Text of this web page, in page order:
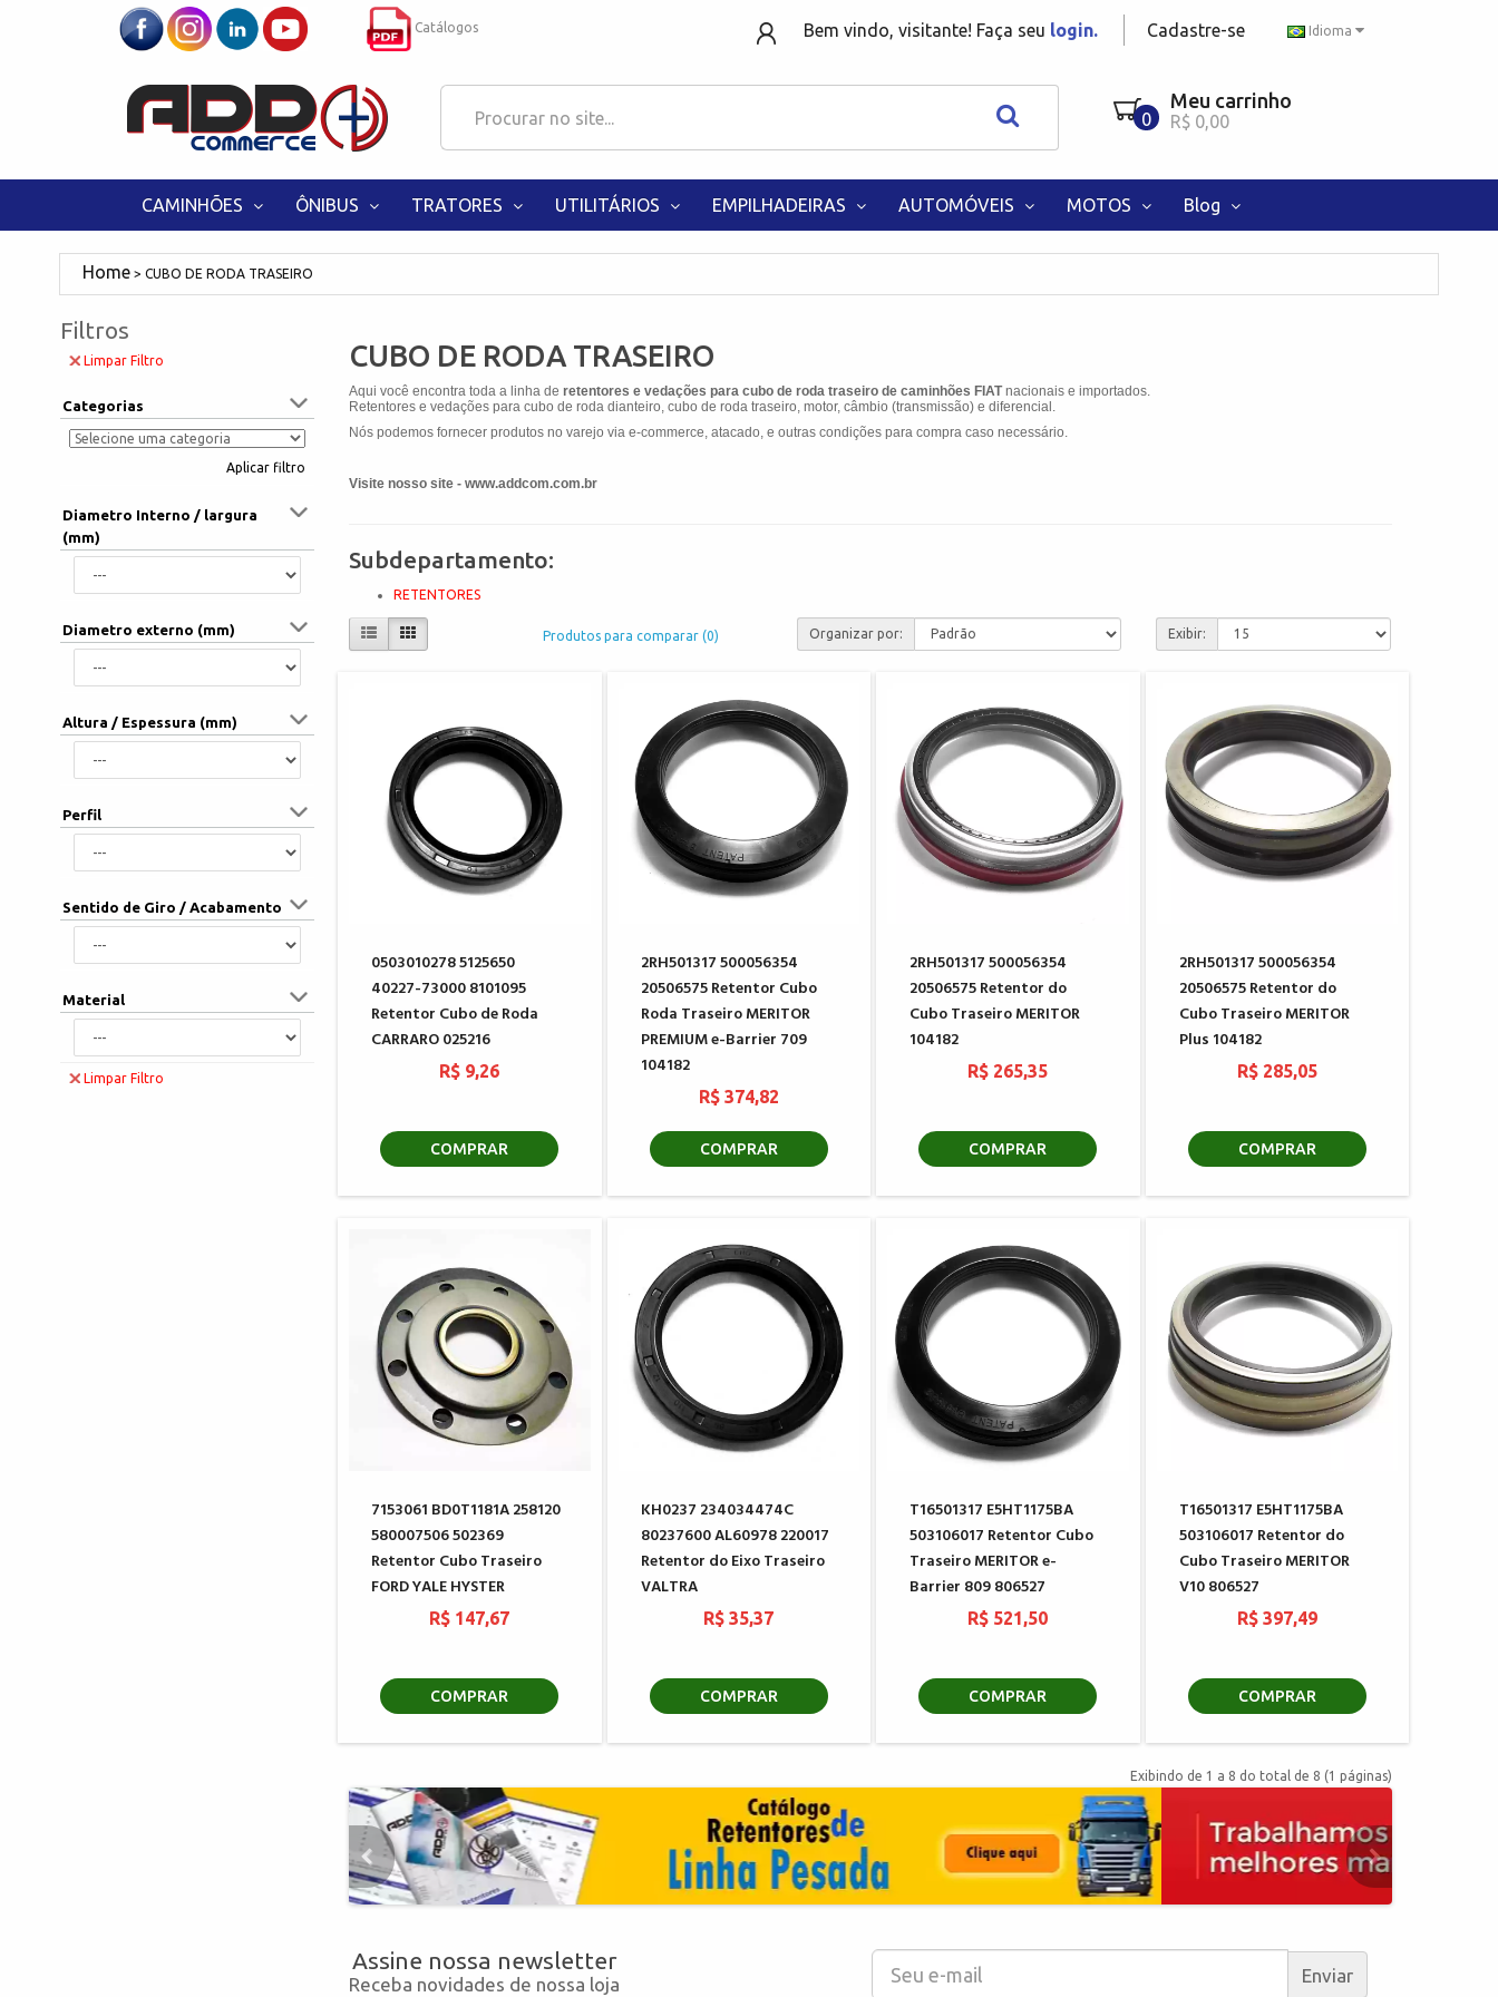
Idioma
Catálogos Bem vindo, visitante! Faça seu login. Cadastre-se
0
Meu carrinho
R$ 0,00
CAMINHÕES ÔNIBUS TRATORES UTILITÁRIOS EMPILHADEIRAS AUTOMÓVEIS MOTOS Blog
CUBO DE RODA TRASEIRO
Filtros
Limpar Filtro
Categorias
Aplicar filtro
Diametro Interno / largura
(mm)
Diametro externo (mm)
Altura / Espessura (mm)
Perfil
Sentido de Giro / Acabamento
Material
Limpar Filtro
CUBO DE RODA TRASEIRO
Aqui você encontra toda a linha de retentores e vedações para cubo de roda traseiro de caminhões FIATnacionais e importados.
Retentores e vedações para cubo de roda dianteiro, cubo de roda traseiro, motor, câmbio (transmissão) e diferencial.
Nós podemos fornecer produtos no varejo via e-commerce, atacado, e outras condições para compra caso necessário.
Visite nosso site - www.addcom.com.br
Subdepartamento:
RETENTORES
Produtos para comparar (0) Organizar por: Exibir:
0503010278 5125650
40227-73000 8101095
Retentor Cubo de Roda
CARRARO 025216
R$ 9,26
COMPRAR
2RH501317 500056354
20506575 Retentor Cubo
Roda Traseiro MERITOR
PREMIUM e-Barrier 709
104182
R$ 374,82
COMPRAR
2RH501317 500056354
20506575 Retentor do
Cubo Traseiro MERITOR
104182
R$ 265,35
COMPRAR
2RH501317 500056354
20506575 Retentor do
Cubo Traseiro MERITOR
Plus 104182
R$ 285,05
COMPRAR
7153061 BD0T1181A 258120
580007506 502369
Retentor Cubo Traseiro
FORD YALE HYSTER
R$ 147,67
COMPRAR
KH0237 234034474C
80237600 AL60978 220017
Retentor do Eixo Traseiro
VALTRA
R$ 35,37
COMPRAR
T16501317 E5HT1175BA
503106017 Retentor Cubo
Traseiro MERITOR e-
Barrier 809 806527
R$ 521,50
COMPRAR
T16501317 E5HT1175BA
503106017 Retentor do
Cubo Traseiro MERITOR
V10 806527
R$ 397,49
COMPRAR
Exibindo de 1 a 8 do total de 8 (1 páginas)
Assine nossa newsletter
Receba novidades de nossa loja Enviar